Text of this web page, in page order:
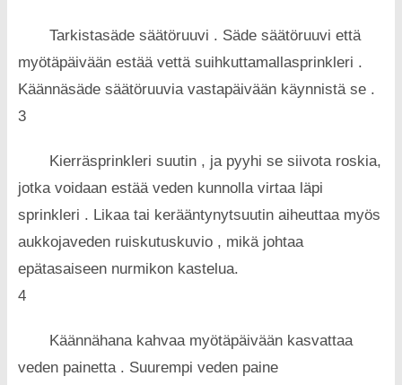
Tarkistasäde säätöruuvi . Säde säätöruuvi että
myötäpäivään estää vettä suihkuttamallasprinkleri .
Käännäsäde säätöruuvia vastapäivään käynnistä se .
3
Kierräsprinkleri suutin , ja pyyhi se siivota roskia,
jotka voidaan estää veden kunnolla virtaa läpi
sprinkleri . Likaa tai kerääntynytsuutin aiheuttaa myös
aukkojaveden ruiskutuskuvio , mikä johtaa
epätasaiseen nurmikon kastelua.
4
Käännähana kahvaa myötäpäivään kasvattaa
veden painetta . Suurempi veden paine